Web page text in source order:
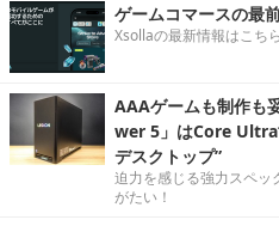
ゲームコマースの最
Xsollaの最新情報はこち
AAAゲームも制作も
wer 5」はCore Ultra
デスクトップ”
迫力を感じる強力スペッ
がたい！